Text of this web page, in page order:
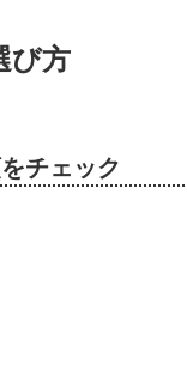
び方
チェック